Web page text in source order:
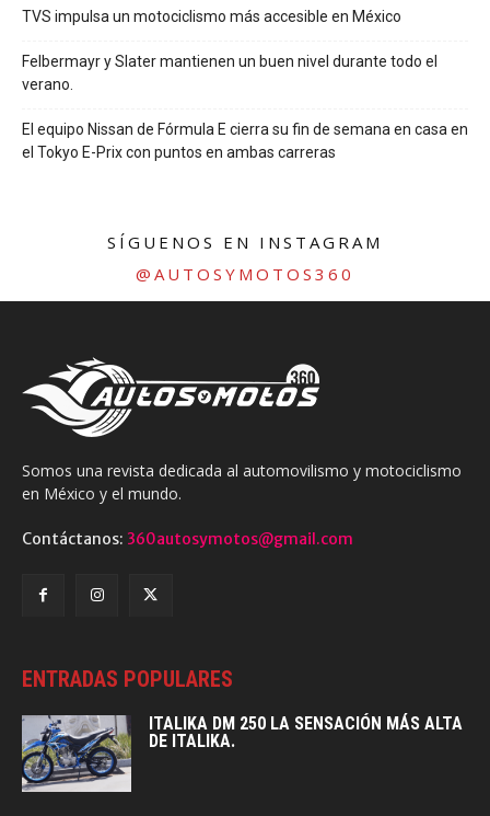
TVS impulsa un motociclismo más accesible en México
Felbermayr y Slater mantienen un buen nivel durante todo el
verano.
El equipo Nissan de Fórmula E cierra su fin de semana en casa en
el Tokyo E-Prix con puntos en ambas carreras
SÍGUENOS EN INSTAGRAM
@AUTOSYMOTOS360
Somos una revista dedicada al automovilismo y motociclismo
en México y el mundo.
Contáctanos: 360autosymotos@gmail.com
ENTRADAS POPULARES
ITALIKA DM 250 LA SENSACIÓN MÁS ALTA
DE ITALIKA.